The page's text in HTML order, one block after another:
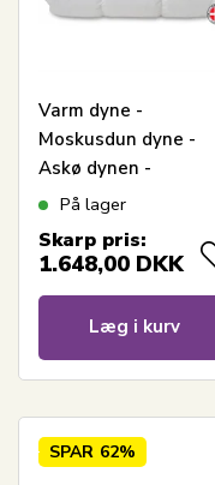
Varm dyne -
Moskusdun dyne -
Askø dynen -
Vinterdyne - 140x200
Denmark
På lager
Skarp pris:
1.648,00 DKK
Læg i kurv
SPAR 62%